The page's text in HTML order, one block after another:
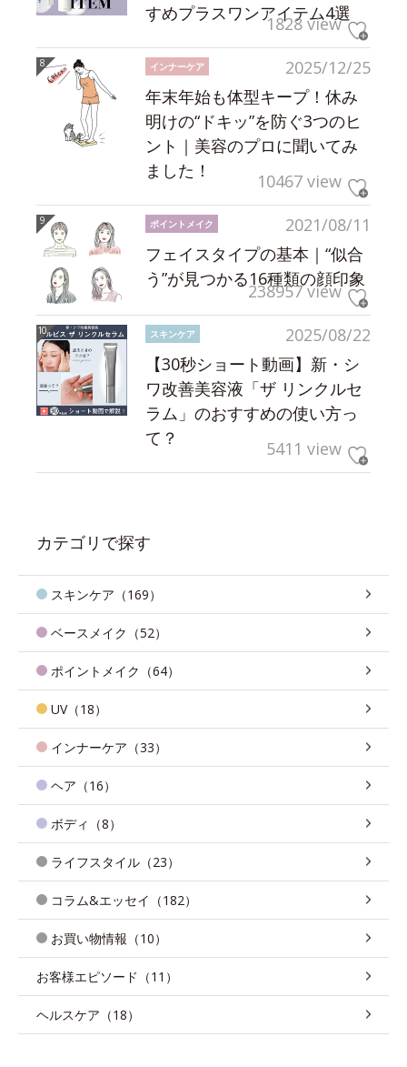
すめプラスワンアイテム4選
1828 view
2025/12/25
インナーケア
年末年始も体型キープ！休み
明けの“ドキッ”を防ぐ3つのヒ
ント｜美容のプロに聞いてみ
ました！
10467 view
2021/08/11
ポイントメイク
フェイスタイプの基本｜“似合
う”が見つかる16種類の顔印象
238957 view
2025/08/22
スキンケア
【30秒ショート動画】新・シ
ワ改善美容液「ザ リンクルセ
ラム」のおすすめの使い方っ
て？
5411 view
カテゴリで探す
スキンケア（169）
ベースメイク（52）
ポイントメイク（64）
UV（18）
インナーケア（33）
ヘア（16）
ボディ（8）
ライフスタイル（23）
コラム&エッセイ（182）
お買い物情報（10）
お客様エピソード（11）
ヘルスケア（18）